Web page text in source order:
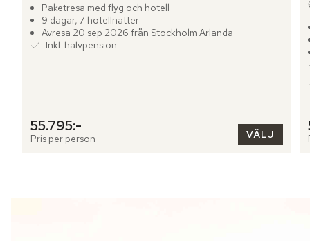
Paketresa med flyg och hotell
9 dagar, 7 hotellnätter
Avresa 20 sep 2026 från Stockholm Arlanda
Inkl. halvpension
55.795:-
Pris per person VÄLJ